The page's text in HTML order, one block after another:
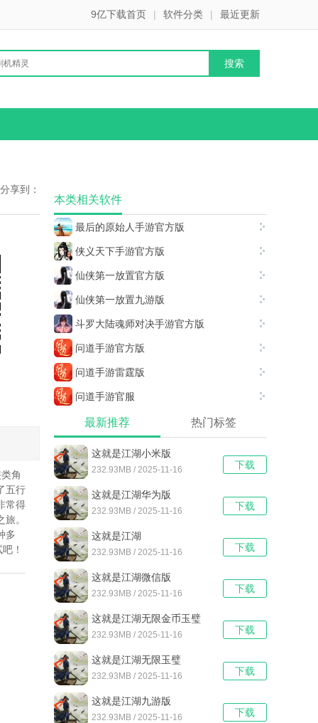
9亿下载首页 | 软件分类 | 最近更新
分享到：
角
五行
常得
。
多
！
本类相关软件
最后的原始人手游官方版
侠义天下手游官方版
仙侠第一放置官方版
仙侠第一放置九游版
斗罗大陆魂师对决手游官方版
问道手游官方版
问道手游雷霆版
问道手游官服
最新推荐 热门标签
下载
这就是江湖小米版
232.93MB / 2025-11-16
下载
这就是江湖华为版
232.93MB / 2025-11-16
下载
这就是江湖
232.93MB / 2025-11-16
下载
这就是江湖微信版
232.93MB / 2025-11-16
下载
这就是江湖无限金币玉璧
232.93MB / 2025-11-16
下载
这就是江湖无限玉璧
232.93MB / 2025-11-16
下载
这就是江湖九游版
232.93MB / 2025-11-16